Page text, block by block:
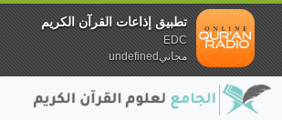
تطبيق إذاعات القرآن الكريم
EDC
مجانيundefined